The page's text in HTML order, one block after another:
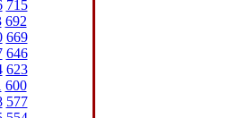
715
692
669
646
623
600
577